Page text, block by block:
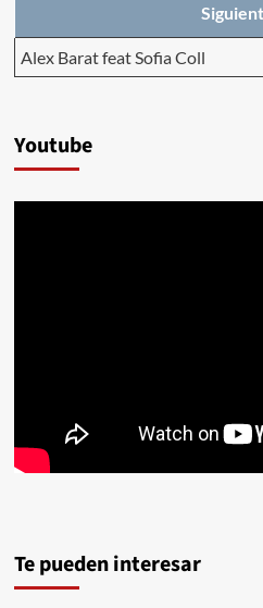
Alex Barat feat Sofia Coll
Youtube
Te pueden interesar